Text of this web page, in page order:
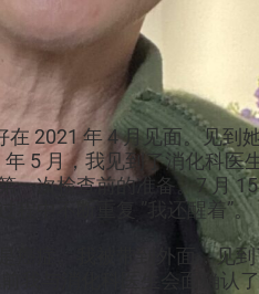
2021 年 4 月见面。见
5 月，我见到了消化科医
次检查前的准备。7 月
中不断重复 ”我还醒着”。
症。我被带到外面，见
我与消化科医生会面确